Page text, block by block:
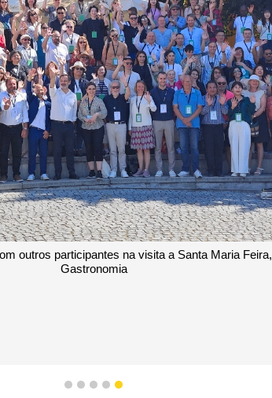
outros participantes na visita a Santa Maria
Gastronomia
1 2 3 4 5